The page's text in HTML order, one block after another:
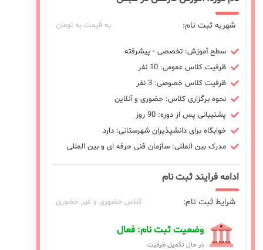
شهریه ثبت نام: به قیمت به تومان
سطح آموزش: تخصصی - پیشرفته
ظرفیت کلاس عمومی: 10 نفر
ظرفیت کلاس خصوصی: 3 نفر
نحوه برگزاری کلاس: حضوری و آنلاین
پشتیبانی پس از دوره: 90 روز
خوابگاه برای دانشپذیران شهرستانی: دارد
مدرک بین المللی: سازمان فنی حرفه ای و بین المللی
ادامه فرایند ثبت نام
شرایط ثبت نام: کلاس حضوری و غیر حضوری
وضعیت ثبت نام: فعال
در حال تکمیل ظرفیت